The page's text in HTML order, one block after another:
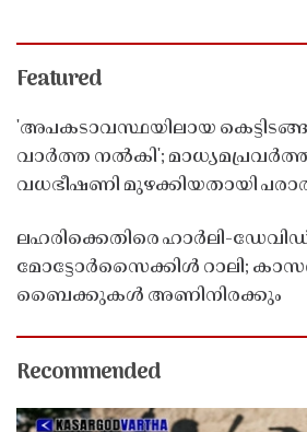
Featured
'അപകടാവസ്ഥയിലായ
വാർത്ത നൽകി';
വധഭീഷണി മുഴക്കിയതായി
ലഹരിക്കെതിരെ ഹാർലി-
മോട്ടോർസൈക്കിൾ റാലി;
ബൈക്കുകൾ അണിനിരക്കും
Recommended